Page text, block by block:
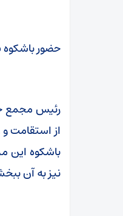
حضور باشکوه
رئیس مجمع
از استقامت و
نیز به آن